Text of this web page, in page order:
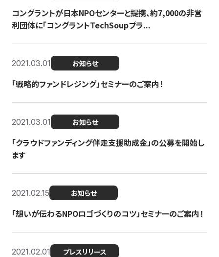
コングラントが日本NPOセンターと提携、約7,000の非営
利団体に「コングラントTechSoupプラ...
2021.03.01 お知らせ
「戦略的ファンドレジング」セミナーのご案内！
2021.03.01 お知らせ
「クラウドファンディング伴走支援助成金」の公募を開始し
ます
2021.02.15 お知らせ
「想いが伝わるNPOロゴづくりのコツ」セミナーのご案内！
2021.02.01 プレスリリース